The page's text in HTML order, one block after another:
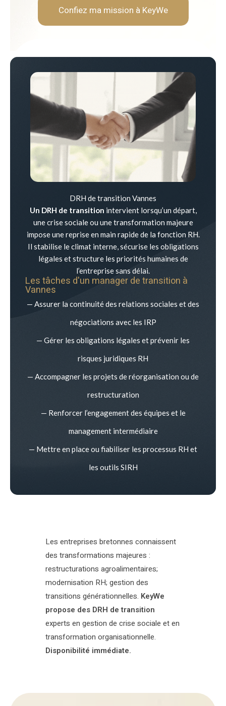
Confiez ma mission à KeyWe
DRH de transition Vannes
Un DRH de transition intervient lorsqu’un départ,
une crise sociale ou une transformation majeure
impose une reprise en main rapide de la fonction RH.
Il stabilise le climat interne, sécurise les obligations
légales et structure les priorités humaines de
l’entreprise sans délai.
Les tâches d'un manager de transition à
Vannes
— Assurer la continuité des relations sociales et des
négociations avec les IRP
— Gérer les obligations légales et prévenir les
risques juridiques RH
— Accompagner les projets de réorganisation ou de
restructuration
— Renforcer l’engagement des équipes et le
management intermédiaire
— Mettre en place ou fiabiliser les processus RH et
les outils SIRH
Les entreprises bretonnes connaissent
des transformations majeures :
restructurations agroalimentaires;
modernisation RH; gestion des
transitions générationnelles. KeyWe
propose des DRH de transition
experts en gestion de crise sociale et en
transformation organisationnelle.
Disponibilité immédiate.